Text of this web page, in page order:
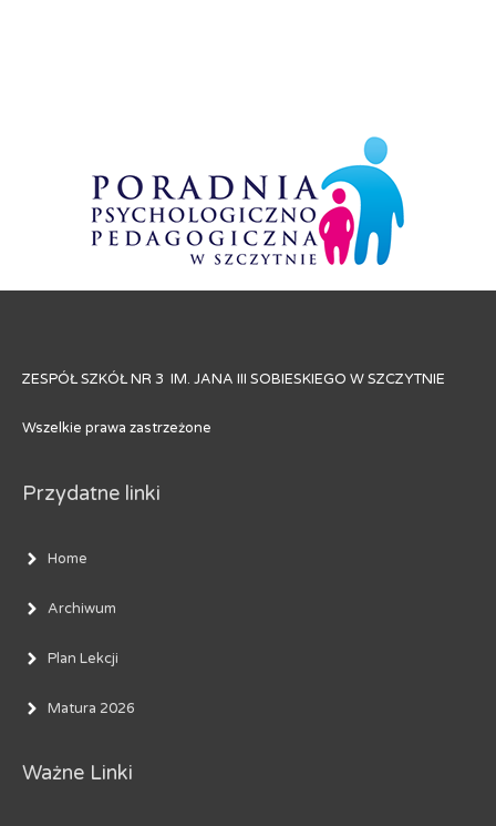
ZESPÓŁ SZKÓŁ NR 3 IM. JANA III SOBIESKIEGO W SZCZYTNIE
Wszelkie prawa zastrzeżone
Przydatne linki
Home
Archiwum
Plan Lekcji
Matura 2026
Ważne Linki